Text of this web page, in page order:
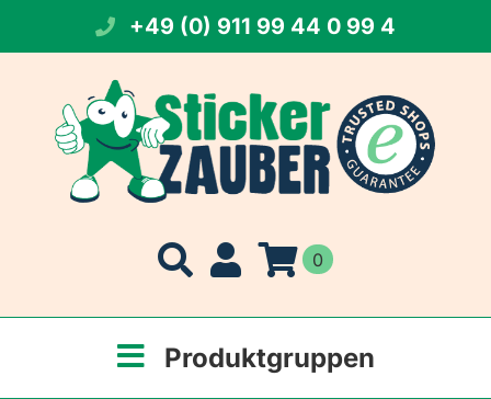
springen
+49 (0) 911 99 44 0 99 4
0
Produktgruppen